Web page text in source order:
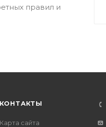
правил и
КОНТАКТЫ
Карта сайта